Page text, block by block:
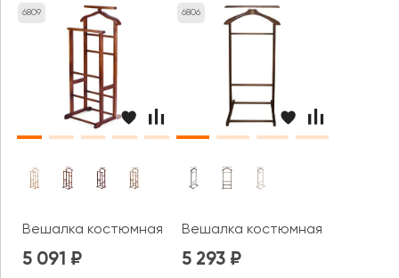
6809
Вешалка костюмная В 9Н
5 091
6806
Вешалка костюмная В 21Н
5 293